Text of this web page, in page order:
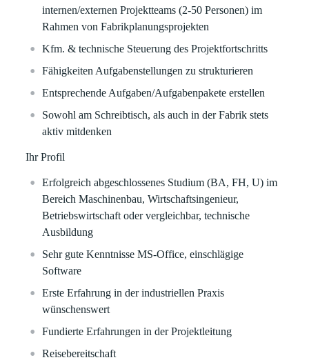
internen/externen Projektteams (2-50 Personen) im
Rahmen von Fabrikplanungsprojekten
Kfm. & technische Steuerung des Projektfortschritts
Fähigkeiten Aufgabenstellungen zu strukturieren
Entsprechende Aufgaben/Aufgabenpakete erstellen
Sowohl am Schreibtisch, als auch in der Fabrik stets
aktiv mitdenken
Ihr Profil
Erfolgreich abgeschlossenes Studium (BA, FH, U) im
Bereich Maschinenbau, Wirtschaftsingenieur,
Betriebswirtschaft oder vergleichbar, technische
Ausbildung
Sehr gute Kenntnisse MS-Office, einschlägige
Software
Erste Erfahrung in der industriellen Praxis
wünschenswert
Fundierte Erfahrungen in der Projektleitung
Reisebereitschaft